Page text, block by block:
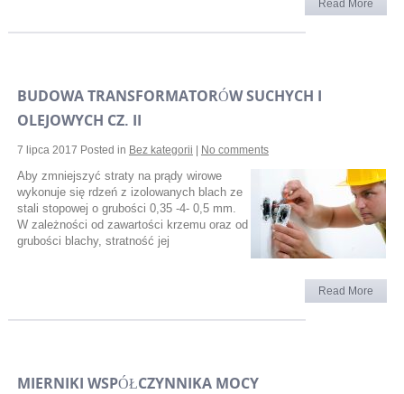
Read More
BUDOWA TRANSFORMATORÓW SUCHYCH I
OLEJOWYCH CZ. II
7 lipca 2017 Posted in Bez kategorii No comments
Aby zmniejszyć straty na prądy wirowe
wykonuje się rdzeń z izolowanych blach ze
stali stopowej o grubości 0,35 -4- 0,5 mm.
W zależności od zawartości krzemu oraz od
grubości blachy, stratność jej
Read More
MIERNIKI WSPÓŁCZYNNIKA MOCY